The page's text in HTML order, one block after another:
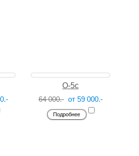
О-5с
64 000.- от 59 000.-
Подробнее